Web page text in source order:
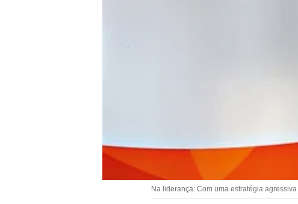
Na liderança: Com uma estratégia